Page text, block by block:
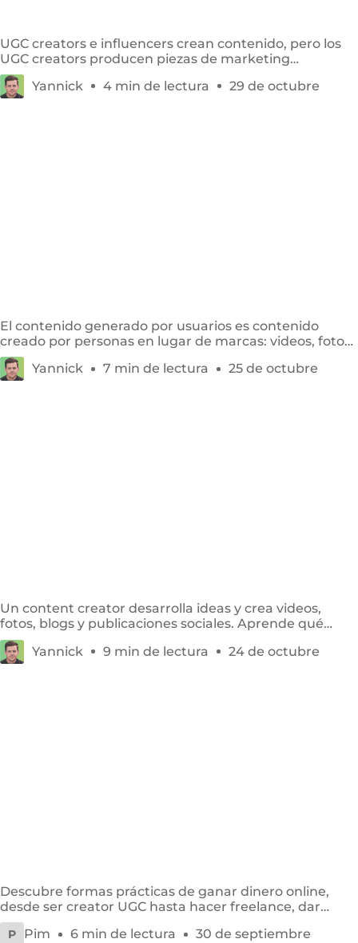
UGC creators e influencers crean contenido, pero los
UGC creators producen piezas de marketing
auténticas que las marcas pueden usar directamente.
Yannick
4 min de lectura 29 de octubre
El contenido generado por usuarios es contenido
creado por personas en lugar de marcas: videos, fotos,
reseñas y publicaciones sociales.
Yannick
7 min de lectura 25 de octubre
Un content creator desarrolla ideas y crea videos,
fotos, blogs y publicaciones sociales. Aprende qué
implica el rol y cómo empezar.
Yannick
9 min de lectura 24 de octubre
Descubre formas prácticas de ganar dinero online,
desde ser creator UGC hasta hacer freelance, dar
clases, usar afiliación o vender productos digitales.
P Pim 6 min de lectura 30 de septiembre